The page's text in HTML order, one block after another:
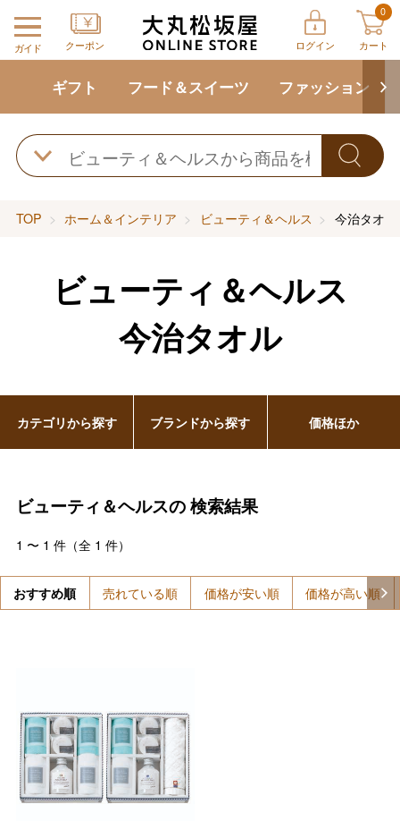
ガイド クーポン ログイン
0
カート
ギフト フード＆スイーツ ファッション
TOP ホーム＆インテリア ビューティ＆ヘルス 今治タオル
ビューティ＆ヘルス
今治タオル
ビューティ＆ヘルスの検索結果
1 〜 1 件（全 1 件）
おすすめ順 売れている順 価格が安い順 価格が高い順
カテゴリから探す ブランドから探す 価格ほか
フード＆スイーツ
ビューティー
大丸・松坂屋のギフト
バレンタインチョコレート
ホワイトデー